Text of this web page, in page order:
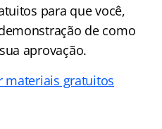
para que você,
de como
aprovação.
materiais gratuitos